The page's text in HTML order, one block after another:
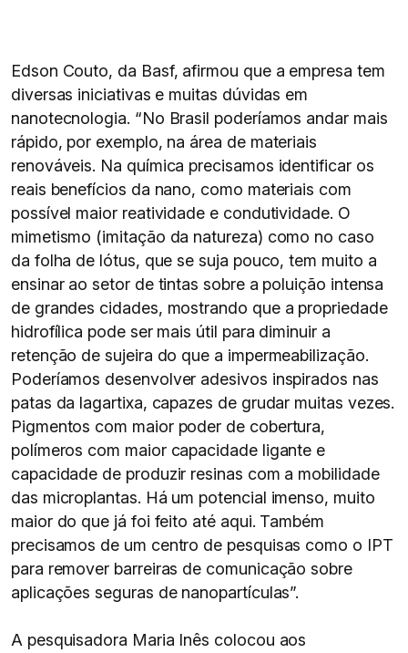
Edson Couto, da Basf, afirmou que a empresa tem
diversas iniciativas e muitas dúvidas em
nanotecnologia. “No Brasil poderíamos andar mais
rápido, por exemplo, na área de materiais
renováveis. Na química precisamos identificar os
reais benefícios da nano, como materiais com
possível maior reatividade e condutividade. O
mimetismo (imitação da natureza) como no caso
da folha de lótus, que se suja pouco, tem muito a
ensinar ao setor de tintas sobre a poluição intensa
de grandes cidades, mostrando que a propriedade
hidrofílica pode ser mais útil para diminuir a
retenção de sujeira do que a impermeabilização.
Poderíamos desenvolver adesivos inspirados nas
patas da lagartixa, capazes de grudar muitas vezes.
Pigmentos com maior poder de cobertura,
polímeros com maior capacidade ligante e
capacidade de produzir resinas com a mobilidade
das microplantas. Há um potencial imenso, muito
maior do que já foi feito até aqui. Também
precisamos de um centro de pesquisas como o IPT
para remover barreiras de comunicação sobre
aplicações seguras de nanopartículas”.
A pesquisadora Maria Inês colocou aos